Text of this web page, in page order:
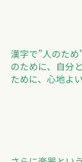
漢字で”人のた
のために、自分
ために、心地よ